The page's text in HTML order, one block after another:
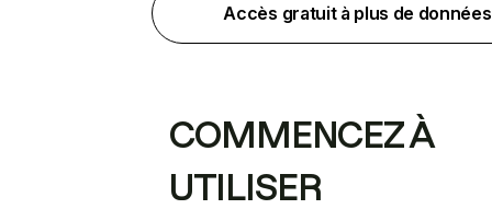
Accès gratuit à plus de données
COMMENCEZ À
UTILISER